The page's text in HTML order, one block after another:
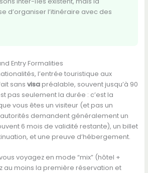
d’organiser l’itinéraire avec des
Entry Formalities
l’entrée touristique aux
sans visapréalable, souvent jusqu’à 90
pas seulement la durée : c’est la
vous êtes un visiteur (et pas un
demandent généralement un
6 mois de validité restante), un billet
et une preuve d’hébergement.
voyagez en mode “mix” (hôtel +
au moins la première réservation et